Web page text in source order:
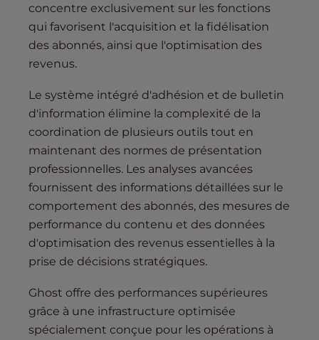
concentre exclusivement sur les fonctions
qui favorisent l'acquisition et la fidélisation
des abonnés, ainsi que l'optimisation des
revenus.
Le système intégré d'adhésion et de bulletin
d'information élimine la complexité de la
coordination de plusieurs outils tout en
maintenant des normes de présentation
professionnelles. Les analyses avancées
fournissent des informations détaillées sur le
comportement des abonnés, des mesures de
performance du contenu et des données
d'optimisation des revenus essentielles à la
prise de décisions stratégiques.
Ghost offre des performances supérieures
grâce à une infrastructure optimisée
spécialement conçue pour les opérations à